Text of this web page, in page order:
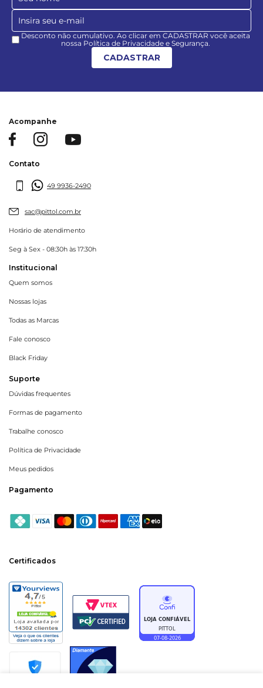
Desconto não cumulativo. Ao clicar em CADASTRAR você aceita
nossa Política de Privacidade e Segurança.
CADASTRAR
Acompanhe
Contato
49 9936-2490
sac@pittol.com.br
Horário de atendimento
Seg à Sex - 08:30h às 17:30h
Institucional
Quem somos
Nossas lojas
Todas as Marcas
Fale conosco
Black Friday
Suporte
Dúvidas frequentes
Formas de pagamento
Trabalhe conosco
Política de Privacidade
Meus pedidos
Pagamento
Certificados